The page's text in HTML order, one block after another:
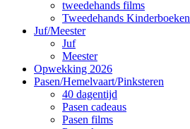
tweedehands films
Tweedehands Kinderboeken
Juf/Meester
Juf
Meester
Opwekking 2026
Pasen/Hemelvaart/Pinksteren
40 dagentijd
Pasen cadeaus
Pasen films